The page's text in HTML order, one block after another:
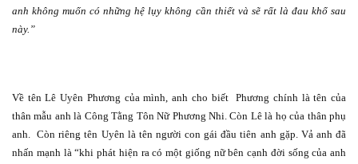
anh không muốn có những hệ lụy không cần thiết và sẽ rất là đau khổ sau
này.”
Về tên Lê Uyên Phương của mình, anh cho biết
Phương chính là tên của
thân mẫu anh là Công Tằng Tôn Nữ Phương Nhi. Còn Lê là họ của thân phụ
anh. Còn riêng tên Uyên là tên người con gái đầu tiên anh gặp. Vả anh đã
nhấn mạnh là “khi phát hiện ra có một giống nữ bên cạnh đời sống của anh